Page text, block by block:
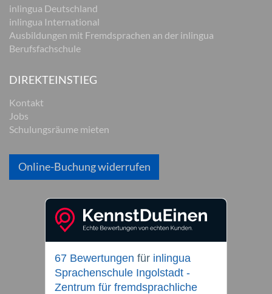
inlingua Deutschland
inlingua International
Ausbildungen mit Fremdsprachen an der inlingua
Berufsfachschule
DIREKTEINSTIEG
Kontakt
Jobs
Schulungsräume mieten
Online-Buchung widerrufen
67 Bewertungen für inlingua
Sprachenschule Ingolstadt -
Zentrum für fremdsprachliche